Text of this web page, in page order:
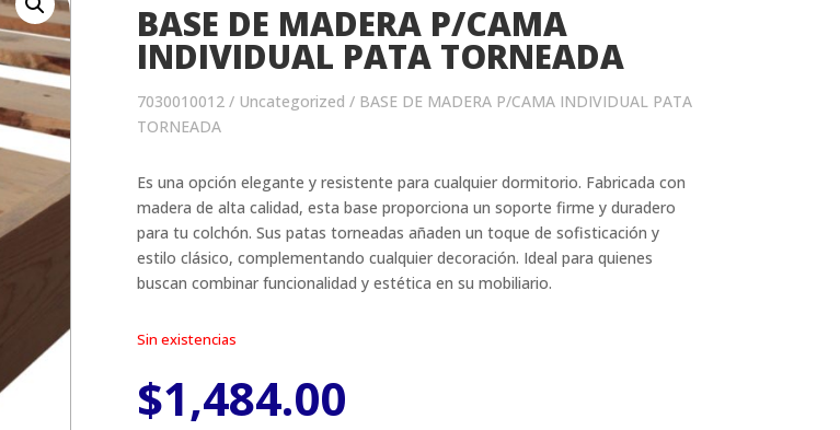
BASE DE MADERA P/CAMA
INDIVIDUAL PATA TORNEADA
7030010012/ Uncategorized / BASE DE MADERA P/CAMA INDIVIDUAL PATA
TORNEADA
Es una opción elegante y resistente para cualquier dormitorio. Fabricada con
madera de alta calidad, esta base proporciona un soporte firme y duradero
para tu colchón. Sus patas torneadas añaden un toque de sofisticación y
estilo clásico, complementando cualquier decoración. Ideal para quienes
buscan combinar funcionalidad y estética en su mobiliario.
Sin existencias
$1,484.00